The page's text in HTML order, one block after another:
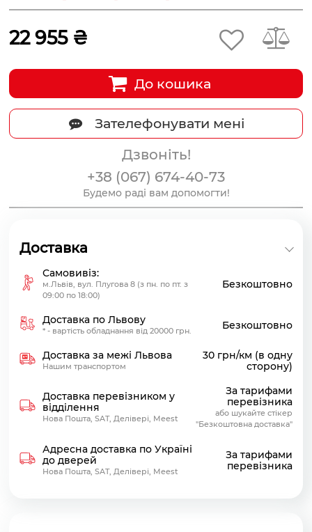
22 955 ₴
До кошика
Зателефонувати мені
Дзвоніть!
+38 (067) 674-40-73
Будемо раді вам допомогти!
Доставка
Самовивіз:
м.Львів, вул. Плугова 8 (з пн. по пт. з
09:00 по 18:00)
Безкоштовно
Доставка по Львову
* - вартість обладнання від 20000 грн. Безкоштовно
Доставка за межі Львова
Нашим транспортом
30 грн/км (в одну
сторону)
Доставка перевізником у
відділення
Нова Пошта, SAT, Делівері, Meest
За тарифами
перевізника
або шукайте стікер
"Безкоштовна доставка"
Адресна доставка по Україні
до дверей
Нова Пошта, SAT, Делівері, Meest
За тарифами
перевізника